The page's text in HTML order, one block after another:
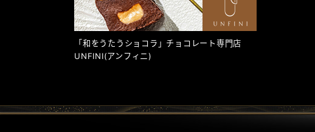
「和をうたうショコラ」チョコレート専門店
UNFINI(アンフィニ)